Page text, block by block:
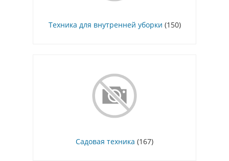
Техника для внутренней уборки (150)
Садовая техника (167)